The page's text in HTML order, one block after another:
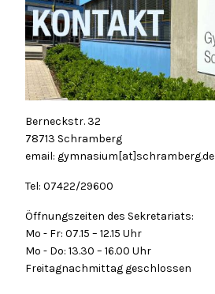
Berneckstr. 32
78713 Schramberg
email: gymnasium[at]schramberg.de
Tel: 07422/29600
Öffnungszeiten des Sekretariats:
Mo - Fr: 07.15 – 12.15 Uhr
Mo - Do: 13.30 – 16.00 Uhr
Freitagnachmittag geschlossen